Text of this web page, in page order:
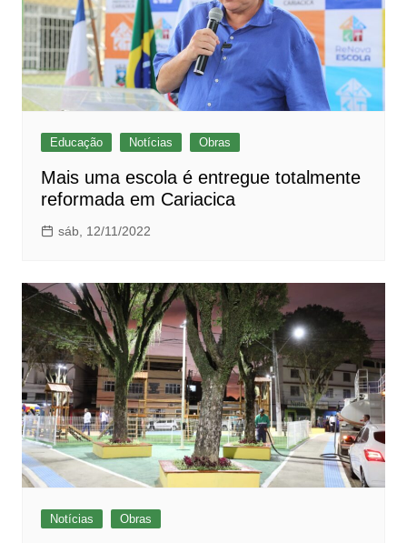
Educação Notícias Obras
Mais uma escola é entregue totalmente
reformada em Cariacica
sáb, 12/11/2022
Notícias Obras